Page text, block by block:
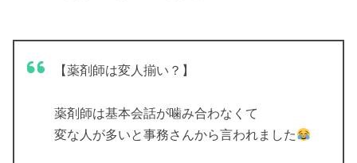
【薬剤師は変人揃い？】
薬剤師は基本会話が噛み合わなくて
変な人が多いと事務さんから言われました